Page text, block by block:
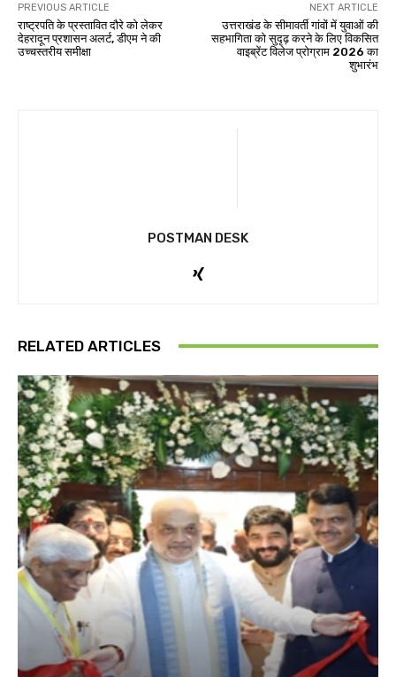
PREVIOUS ARTICLE
राष्ट्रपति के प्रस्तावित दौरे को लेकर
देहरादून प्रशासन अलर्ट, डीएम ने की
उच्चस्तरीय समीक्षा
NEXT ARTICLE
उत्तराखंड के सीमावर्ती गांवों में युवाओं की
सहभागिता को सुदृढ़ करने के लिए विकसित
वाइब्रेंट विलेज प्रोग्राम 2026 का
शुभारंभ
POSTMAN DESK
RELATED ARTICLES